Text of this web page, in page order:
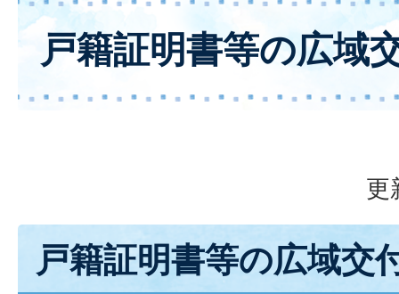
戸籍証明書等の広域
更
戸籍証明書等の広域交